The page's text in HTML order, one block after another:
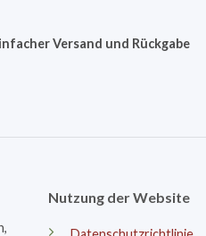
Versand und Rückgabe
Nutzung der Website